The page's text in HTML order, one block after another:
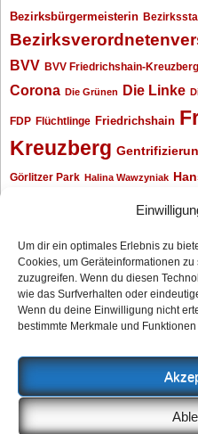
Um dir ein optimales Erlebnis zu
Cookies, um Geräteinformationen
zuzugreifen. Wenn du diesen
wie das Surfverhalten oder
Wenn du deine Einwilligung nicht
bestimmte Merkmale und
Bezirksbürgermeisterin
BVV BVV Friedrichshain-Kreuzberg
Corona Die Grünen Die Linke
FDP Flüchtlinge Friedrichshain
Kreuzberg
Görlitzer Park Halina Wawzyniak
Klaus
Neukölln Oliver Nöll Oranienplatz
Redaktionsgespräch Senat
Archiv
Archiv
Impressum
Datenschutzerklärung